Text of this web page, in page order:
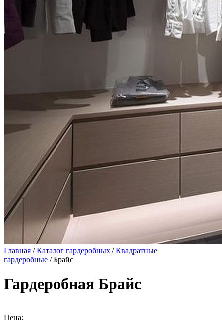
Главная /Каталог гардеробных /Квадратные
гардеробные / Брайс
Гардеробная Брайс
Цена: